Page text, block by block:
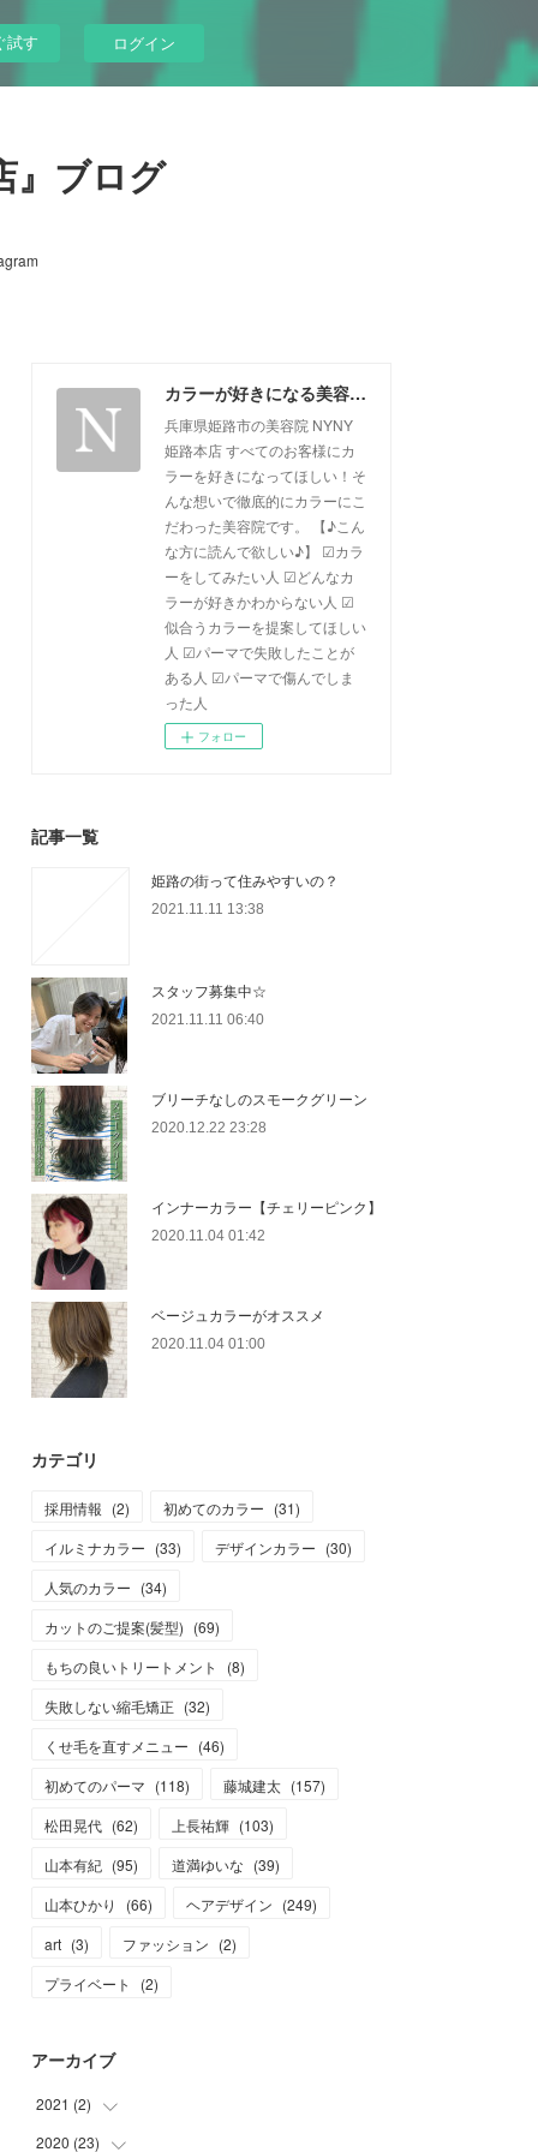
試す ログイン
』ブログ
カラーが好きになる美容院『NYNY姫路本店』ブログ
兵庫県姫路市の美容院 NYNY
姫路本店 すべてのお客様にカ
ラーを好きになってほしい！そ
んな想いで徹底的にカラーにこ
だわった美容院です。 【♪こん
な方に読んで欲しい♪】 ☑カラ
ーをしてみたい人 ☑どんなカ
ラーが好きかわからない人 ☑
似合うカラーを提案してほしい
人 ☑パーマで失敗したことが
ある人 ☑パーマで傷んでしま
った人
フォロー
記事一覧
姫路の街って住みやすいの？
2021.11.11 13:38
スタッフ募集中☆
2021.11.11 06:40
ブリーチなしのスモークグリーン
2020.12.22 23:28
インナーカラー【チェリーピンク】
2020.11.04 01:42
ベージュカラーがオススメ
2020.11.04 01:00
カテゴリ
採用情報 (2) 初めてのカラー (31)
イルミナカラー (33) デザインカラー (30)
人気のカラー (34)
カットのご提案(髪型) (69)
もちの良いトリートメント
(8)
失敗しない縮毛矯正 (32)
くせ毛を直すメニュー (46)
初めてのパーマ (118) 藤城建太 (157)
松田晃代 (62) 上長祐輝 (103)
山本有紀 (95) 道満ゆいな (39)
山本ひかり
(66) ヘアデザイン (249)
art (3) ファッション (2)
プライベート
(2)
アーカイブ
2021 (2)
(2
2020 (23)